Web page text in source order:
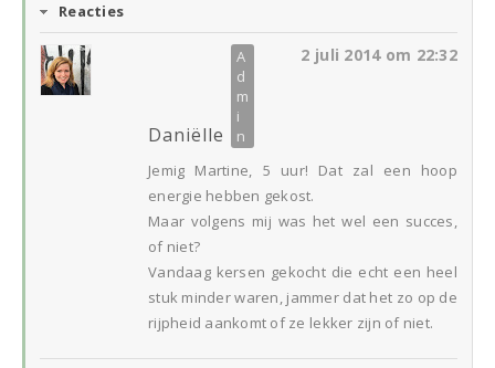
Reacties
Daniëlle
2 juli 2014 om 22:32
Jemig Martine, 5 uur! Dat zal een hoop
energie hebben gekost.
Maar volgens mij was het wel een succes,
of niet?
Vandaag kersen gekocht die echt een heel
stuk minder waren, jammer dat het zo op de
rijpheid aankomt of ze lekker zijn of niet.